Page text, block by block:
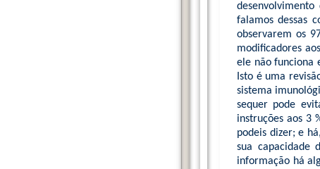
falamos dessas
observarem os
modificadores
ele não funciona
Isto é uma
sistema
sequer pode
instruções aos 3
podeis dizer; e
sua capacidade
informação há